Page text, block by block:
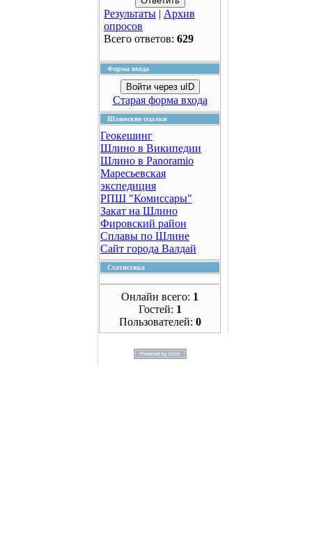
Результаты | Архив
опросов
Всего ответов: 629
Форма входа
Войти через uID
Старая форма входа
Шлинские ссылки
Геокешинг
Шлино в Википедии
Шлино в Panoramio
Маресьевская
экспедиция
РПШ "Комиссары"
Закат на Шлино
Фировский район
Сплавы по Шлине
Сайт города Валдай
Статистика
Онлайн всего: 1
Гостей: 1
Пользователей: 0